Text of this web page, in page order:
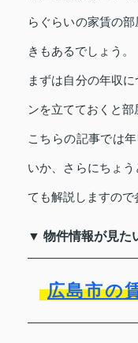
らぐらいの家賃の
きもあるでしょう。
まずは自分の年収
ンを立てておくと部
こちらの記事では
いか、さらにちょ
ても解説しますので
▼ 物件情報が見た
広島市の